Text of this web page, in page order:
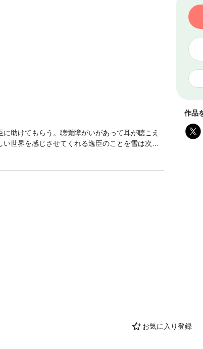
作品
お気に入り登録
助けてもらう。聴覚障がいがあって耳が聴こえ
世界を感じさせてくれる逸臣のことを雪は次第